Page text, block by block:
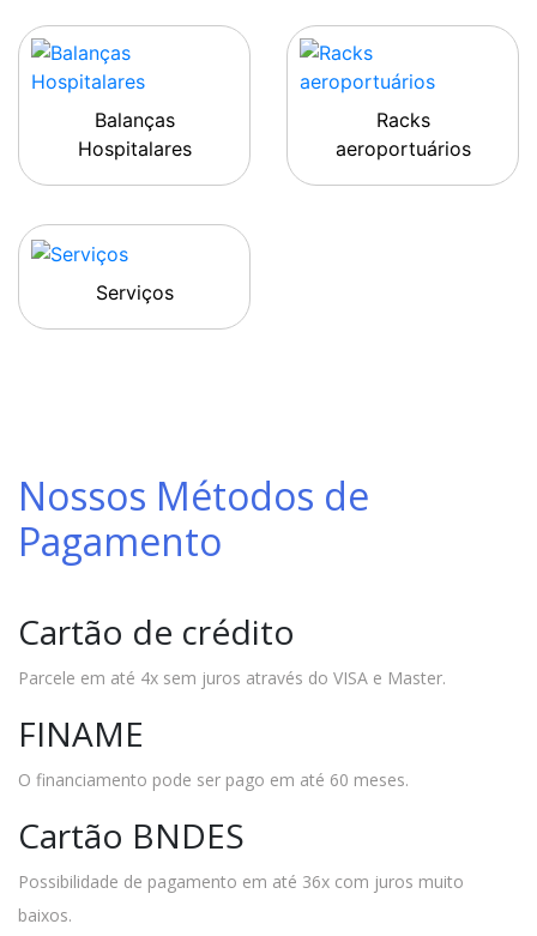
Balanças
Hospitalares
Racks
aeroportuários
Serviços
Nossos Métodos de
Pagamento
Cartão de crédito
Parcele em até 4x sem juros através do VISA e Master.
FINAME
O financiamento pode ser pago em até 60 meses.
Cartão BNDES
Possibilidade de pagamento em até 36x com juros muito
baixos.